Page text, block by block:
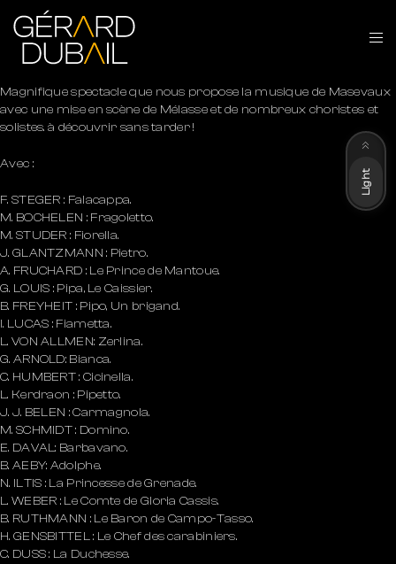
Magnifique spectacle que nous propose la musique de Masevaux
avec une mise en scène de Mélasse et de nombreux choristes et
solistes. à découvrir sans tarder !
Avec :
F. STEGER : Falacappa.
M. BOCHELEN : Fragoletto.
M. STUDER : Fiorella.
J. GLANTZMANN : Pietro.
A. FRUCHARD : Le Prince de Mantoue.
G. LOUIS : Pipa, Le Caissier.
B. FREYHEIT : Pipo, Un brigand.
I. LUCAS : Fiametta.
L. VON ALLMEN: Zerlina.
G. ARNOLD: Bianca.
C. HUMBERT : Cicinella.
L. Kerdraon : Pipetto.
J. J. BELEN : Carmagnola.
M. SCHMIDT : Domino.
E. DAVAL: Barbavano.
B. AEBY: Adolphe.
N. ILTIS : La Princesse de Grenade.
L. WEBER : Le Comte de Gloria Cassis.
B. RUTHMANN : Le Baron de Campo-Tasso.
H. GENSBITTEL : Le Chef des carabiniers.
C. DUSS : La Duchesse.
Light
Dark